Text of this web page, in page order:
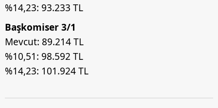
%14,23: 93.233 TL
Başkomiser 3/1
Mevcut: 89.214 TL
%10,51: 98.592 TL
%14,23: 101.924 TL